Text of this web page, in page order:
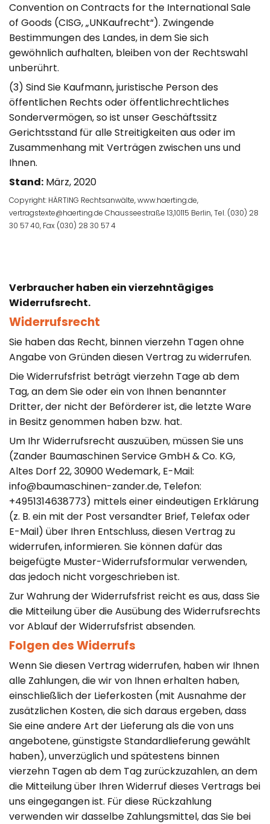
Convention on Contracts for the International Sale
of Goods (CISG, „UNKaufrecht“). Zwingende
Bestimmungen des Landes, in dem Sie sich
gewöhnlich aufhalten, bleiben von der Rechtswahl
unberührt.
(3) Sind Sie Kaufmann, juristische Person des
öffentlichen Rechts oder öffentlichrechtliches
Sondervermögen, so ist unser Geschäftssitz
Gerichtsstand für alle Streitigkeiten aus oder im
Zusammenhang mit Verträgen zwischen uns und
Ihnen.
Stand: März, 2020
Copyright: HÄRTING Rechtsanwälte, www.haerting.de,
vertragstexte@haerting.de Chausseestraße 13,10115 Berlin, Tel. (030) 28
30 57 40, Fax (030) 28 30 57 4
Verbraucher haben ein vierzehntägiges
Widerrufsrecht.
Widerrufsrecht
Sie haben das Recht, binnen vierzehn Tagen ohne
Angabe von Gründen diesen Vertrag zu widerrufen.
Die Widerrufsfrist beträgt vierzehn Tage ab dem
Tag, an dem Sie oder ein von Ihnen benannter
Dritter, der nicht der Beförderer ist, die letzte Ware
in Besitz genommen haben bzw. hat.
Um Ihr Widerrufsrecht auszuüben, müssen Sie uns
(Zander Baumaschinen Service GmbH & Co. KG,
Altes Dorf 22, 30900 Wedemark, E-Mail:
info@baumaschinen-zander.de, Telefon:
+4951314638773) mittels einer eindeutigen Erklärung
(z. B. ein mit der Post versandter Brief, Telefax oder
E-Mail) über Ihren Entschluss, diesen Vertrag zu
widerrufen, informieren. Sie können dafür das
beigefügte Muster-Widerrufsformular verwenden,
das jedoch nicht vorgeschrieben ist.
Zur Wahrung der Widerrufsfrist reicht es aus, dass Sie
die Mitteilung über die Ausübung des Widerrufsrechts
vor Ablauf der Widerrufsfrist absenden.
Folgen des Widerrufs
Wenn Sie diesen Vertrag widerrufen, haben wir Ihnen
alle Zahlungen, die wir von Ihnen erhalten haben,
einschließlich der Lieferkosten (mit Ausnahme der
zusätzlichen Kosten, die sich daraus ergeben, dass
Sie eine andere Art der Lieferung als die von uns
angebotene, günstigste Standardlieferung gewählt
haben), unverzüglich und spätestens binnen
vierzehn Tagen ab dem Tag zurückzuzahlen, an dem
die Mitteilung über Ihren Widerruf dieses Vertrags bei
uns eingegangen ist. Für diese Rückzahlung
verwenden wir dasselbe Zahlungsmittel, das Sie bei